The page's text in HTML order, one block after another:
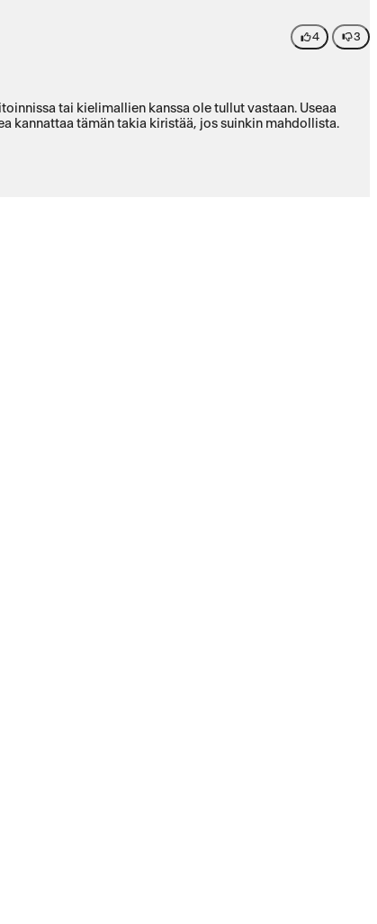
4 3
tai kielimallien kanssa ole tullut vastaan. Useaa
kannattaa tämän takia kiristää, jos suinkin mahdollista.